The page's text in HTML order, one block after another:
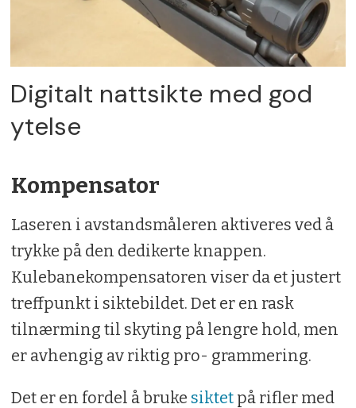
Digitalt nattsikte med god
ytelse
Kompensator
Laseren i avstandsmåleren aktiveres ved å
trykke på den dedikerte knappen.
Kulebanekompensatoren viser da et justert
treffpunkt i siktebildet. Det er en rask
tilnærming til skyting på lengre hold, men
er avhengig av riktig pro- grammering.
Det er en fordel å bruke siktetpå rifler med